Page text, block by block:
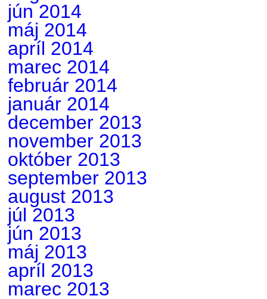
jún 2014
máj 2014
apríl 2014
marec 2014
február 2014
január 2014
december 2013
november 2013
október 2013
september 2013
august 2013
júl 2013
jún 2013
máj 2013
apríl 2013
marec 2013